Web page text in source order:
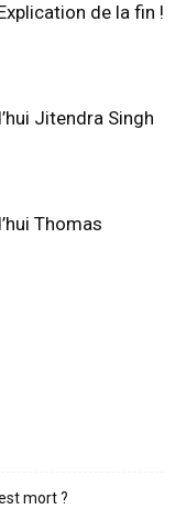
de la fin !
Jitendra Singh
Thomas
mort ?